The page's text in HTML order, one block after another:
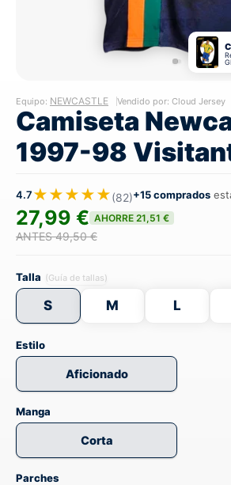
Equipo: NEWCASTLE Vendido por: Cloud Jersey
Camiseta
1997-98
4.7★★★★★(82)+15 comprados
27,99 € AHORRE 21,51 €
ANTES 49,50 €
Talla (Guía de tallas)
S M L
Estilo
Aficionado
Manga
Corta
Parches